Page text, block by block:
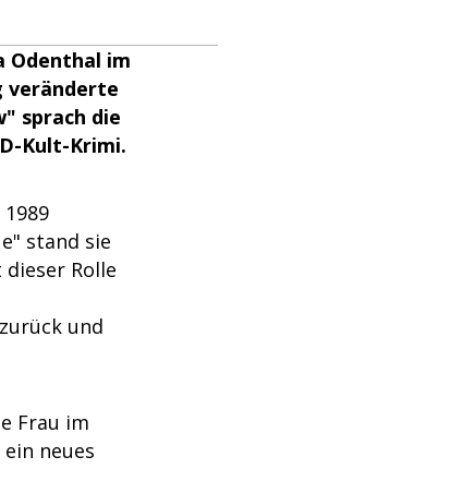
Odenthal im
veränderte
sprach die
Kult-Krimi.
stand sie
Rolle
und
Frau im
neues